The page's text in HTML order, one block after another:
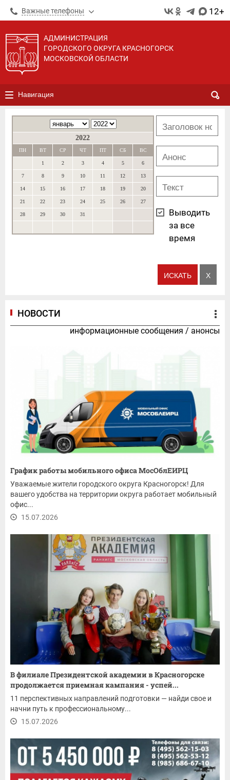
Важные телефоны 12+
АДМИНИСТРАЦИЯ
ГОРОДСКОГО ОКРУГА КРАСНОГОРСК
МОСКОВСКОЙ ОБЛАСТИ
Навигация
2022
ПН ВТ СР ЧТ ПТ СБ ВС
1 2 3 4 5 6
7 8 9 10 11 12 13
14 15 16 17 18 19 20
21 22 23 24 25 26 27
28 29 30 31
Выводить
за все
время
НОВОСТИ
информационные сообщения / анонсы
График работы мобильного офиса МосОблЕИРЦ
Уважаемые жители городского округа Красногорск! Для
вашего удобства на территории округа работает мобильный
офис...
15.07.2026
В филиале Президентской академии в Красногорске
продолжается приемная кампания - успей...
11 перспективных направлений подготовки — найди свое и
начни путь к профессиональному...
15.07.2026